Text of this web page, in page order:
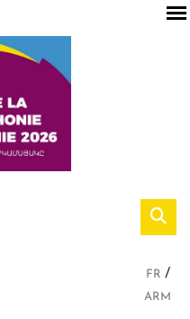
FR
ARM